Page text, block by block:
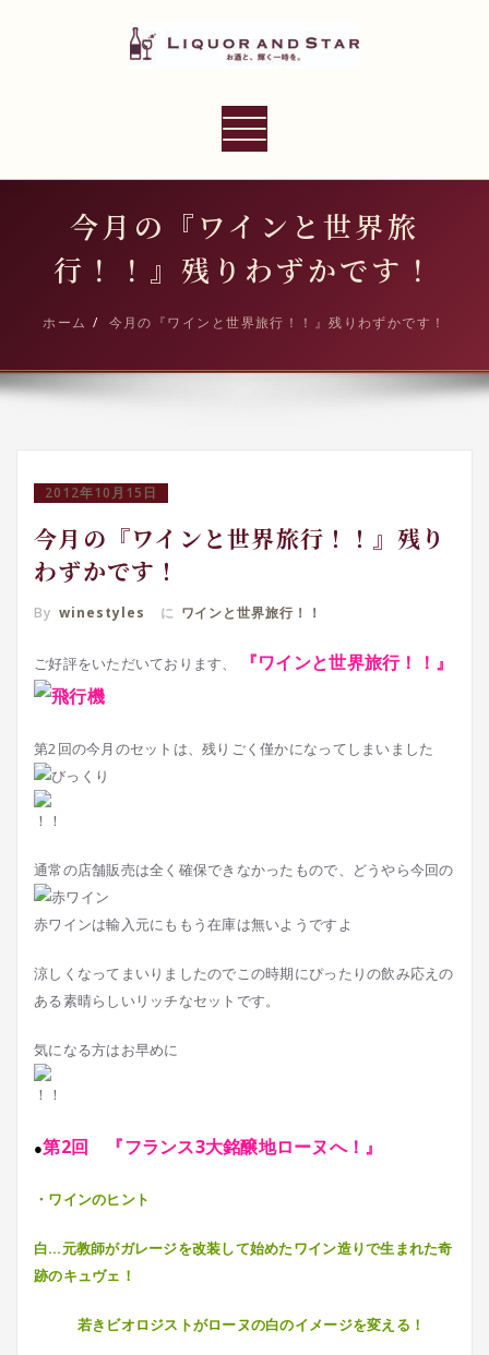
プ
LIQUOR AND STAR
ナ
ー
ョ
切
り
今月の『ワインと世界旅
行！！』残りわずかです！
ホーム 今月の『ワインと世界旅行！！』残りわずかです！
2012年10月15日
今月の『ワインと世界旅行！！』残り
わずかです！
By winestyles に ワインと世界旅行！！
ご好評をいただいております、 『ワインと世界旅行！！』
第2回の今月のセットは、残りごく僅かになってしまいました
通常の店舗販売は全く確保できなかったもので、どうやら今回の
赤ワインは輸入元にももう在庫は無いようですよ
涼しくなってまいりましたのでこの時期にぴったりの飲み応えの
ある素晴らしいリッチなセットです。
気になる方はお早めに
●第2回 『フランス3大銘醸地ローヌへ！』
・ワインのヒント
白…元教師がガレージを改装して始めたワイン造りで生まれた奇
跡のキュヴェ！
若きビオロジストがローヌの白のイメージを変える！